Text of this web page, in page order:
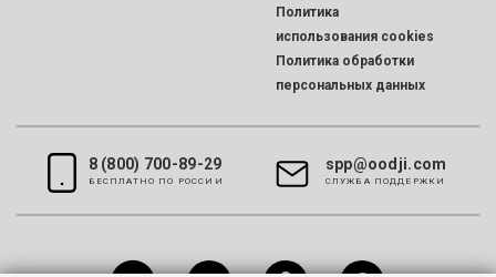
Политика
использования cookies
Политика обработки
персональных данных
8 (800) 700-89-29
БЕСПЛАТНО ПО РОССИИ
spp@oodji.com
CЛУЖБА ПОДДЕРЖКИ